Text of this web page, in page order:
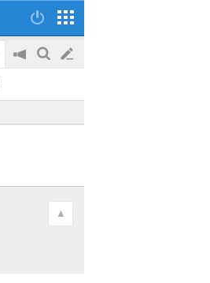
공
on/off
검
글
쓰
기
▲